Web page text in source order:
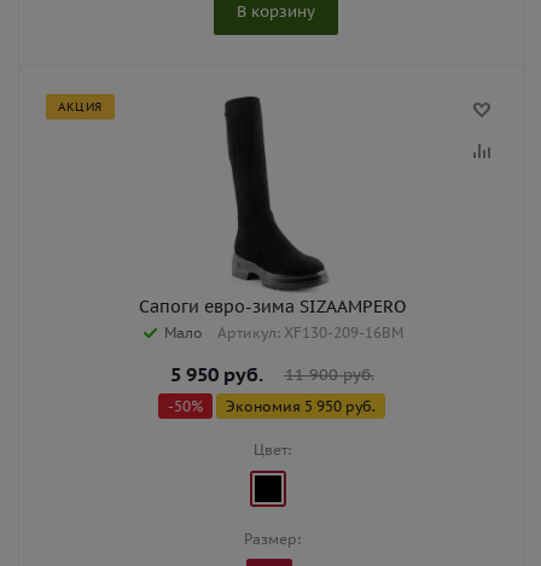
В корзину
АКЦИЯ
Сапоги евро-зима SIZAAMPERO
Мало Артикул: XF130-209-16BM
5 950руб. 11 900руб.
-50% Экономия 5 950 руб.
Цвет:
Размер: